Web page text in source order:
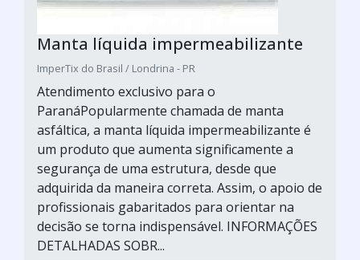
Manta líquida impermeabilizante
ImperTix do Brasil / Londrina - PR
Atendimento exclusivo para o
ParanáPopularmente chamada de manta
asfáltica, a manta líquida impermeabilizante é
um produto que aumenta significamente a
segurança de uma estrutura, desde que
adquirida da maneira correta. Assim, o apoio de
profissionais gabaritados para orientar na
decisão se torna indispensável. INFORMAÇÕES
DETALHADAS SOBR...